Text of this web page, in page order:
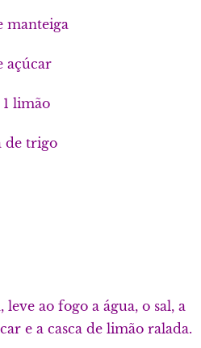
manteiga
açúcar
1 limão
de trigo
ao fogo a água, o sal, a
e a casca de limão ralada.